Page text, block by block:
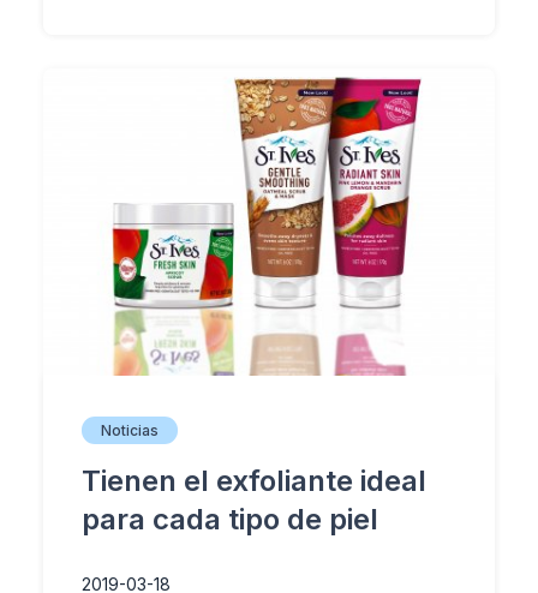
Noticias
Tienen el exfoliante ideal
para cada tipo de piel
2019-03-18